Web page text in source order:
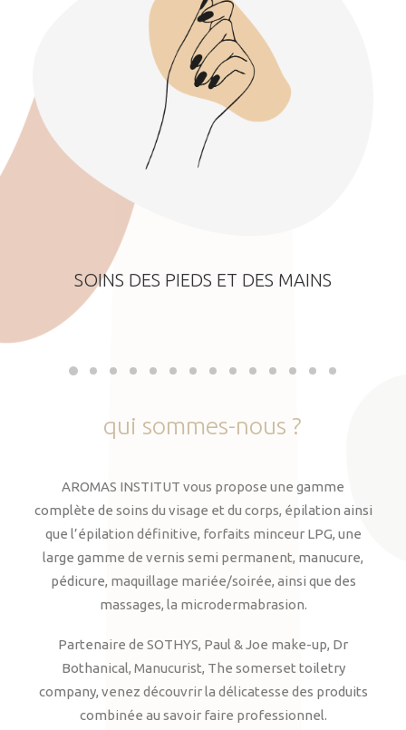
SOINS DES PIEDS ET DES MAINS
qui sommes-nous ?
AROMAS INSTITUT vous propose une gamme
complète de soins du visage et du corps, épilation ainsi
que l’épilation définitive, forfaits minceur LPG, une
large gamme de vernis semi permanent, manucure,
pédicure, maquillage mariée/soirée, ainsi que des
massages, la microdermabrasion.
Partenaire de SOTHYS, Paul & Joe make-up, Dr
Bothanical, Manucurist, The somerset toiletry
company, venez découvrir la délicatesse des produits
combinée au savoir faire professionnel.